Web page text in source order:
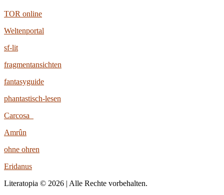
TOR online
Weltenportal
sf-lit
fragmentansichten
fantasyguide
phantastisch-lesen
Carcosa
Amrûn
ohne ohren
Eridanus
Literatopia © 2026 | Alle Rechte vorbehalten.